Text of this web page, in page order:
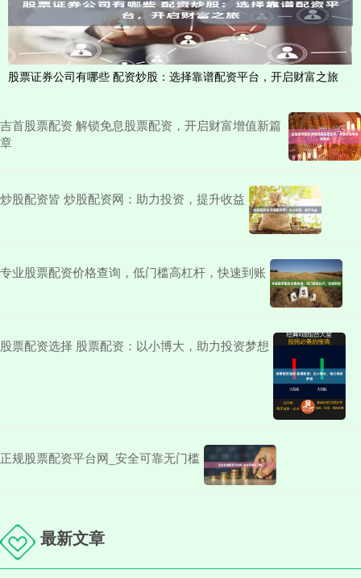
股票证券公司有哪些 配资炒股：选择靠谱配资平台，开启财富之旅
吉首股票配资 解锁免息股票配资，开启财富增值新篇
章
炒股配资皆 炒股配资网：助力投资，提升收益
专业股票配资价格查询，低门槛高杠杆，快速到账
股票配资选择 股票配资：以小博大，助力投资梦想
正规股票配资平台网_安全可靠无门槛
最新文章